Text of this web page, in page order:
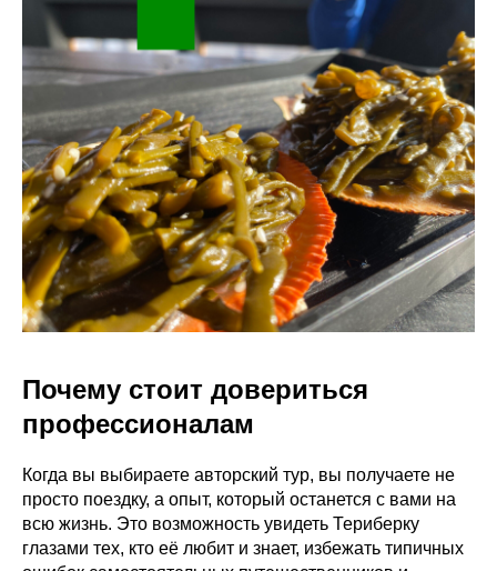
Почему стоит довериться
профессионалам
Когда вы выбираете авторский тур, вы получаете не
просто поездку, а опыт, который останется с вами на
всю жизнь. Это возможность увидеть Териберку
глазами тех, кто её любит и знает, избежать типичных